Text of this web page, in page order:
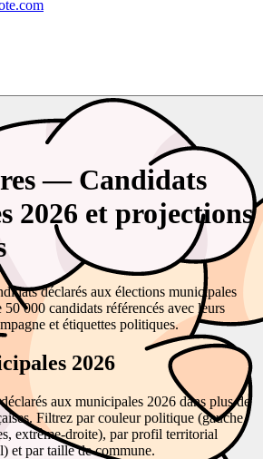
— Candidats
2026 et projections
déclarés aux élections municipales
000 candidats référencés avec leurs
et étiquettes politiques.
2026
aux municipales 2026 dans plus de
Filtrez par couleur politique (gauche,
extrême-droite), par profil territorial
et par taille de commune.